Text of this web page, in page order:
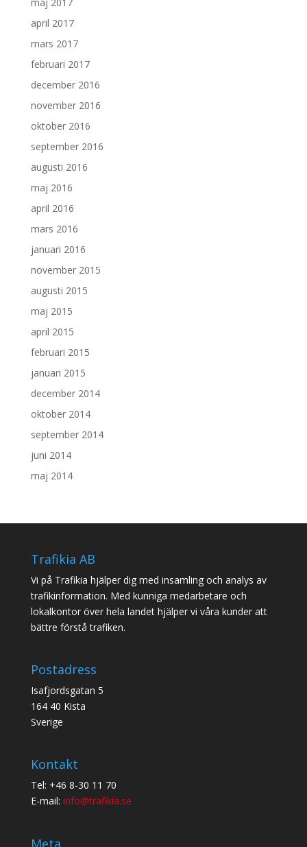
april 2017
mars 2017
februari 2017
december 2016
november 2016
oktober 2016
september 2016
augusti 2016
maj 2016
april 2016
mars 2016
januari 2016
november 2015
augusti 2015
maj 2015
april 2015
februari 2015
januari 2015
december 2014
oktober 2014
september 2014
juni 2014
maj 2014
Trafikia AB
Vi på Trafikia hjälper dig med insamling och analys av
trafikinformation. Med kunniga medarbetare och
lokalkontor över hela landet hjälper vi våra kunder att
bättre förstå trafiken.
Postadress
Isafjordsgatan 5
164 40 Kista
Sverige
Kontakt
Tel: +46 8-30 11 70
E-mail: info@trafikia.se
Meta